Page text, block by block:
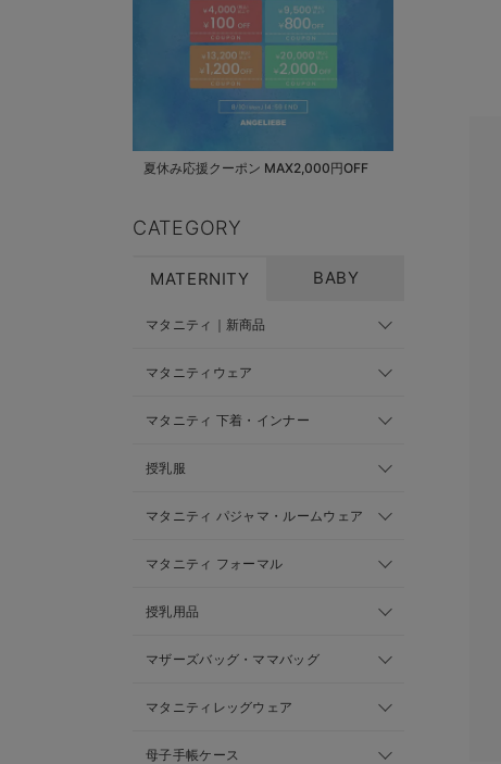
夏休み応援クーポン MAX2,000円OFF
CATEGORY
MATERNITY BABY
マタニティ｜新商品
マタニティウェア
マタニティ 下着・インナー
授乳服
マタニティ パジャマ・ルームウェア
マタニティ フォーマル
授乳用品
マザーズバッグ・ママバッグ
マタニティレッグウェア
母子手帳ケース